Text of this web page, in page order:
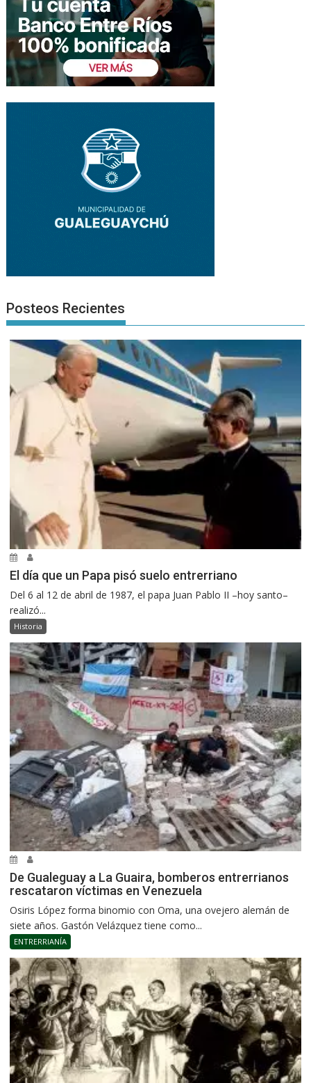
Posteos Recientes
El día que un Papa pisó suelo entrerriano
Del 6 al 12 de abril de 1987, el papa Juan Pablo II –hoy santo–
realizó...
Historia
De Gualeguay a La Guaira, bomberos entrerrianos
rescataron víctimas en Venezuela
Osiris López forma binomio con Oma, una ovejero alemán de
siete años. Gastón Velázquez tiene como...
ENTRERRIANÍA